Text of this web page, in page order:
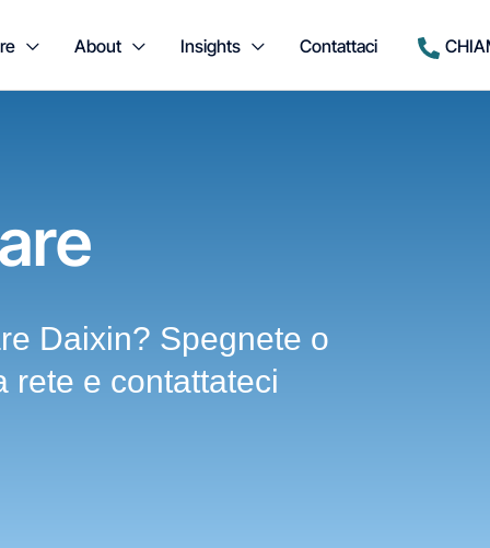
About Insights Contattaci
Daixin? Spegnete o
rete e contattateci